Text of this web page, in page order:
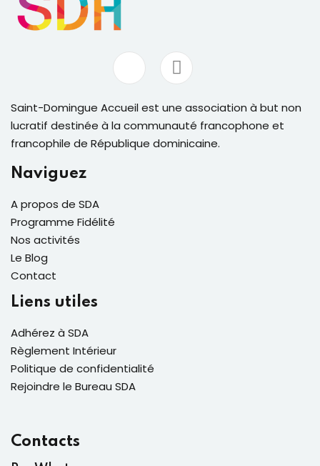
Saint-Domingue Accueil est une association à but non
lucratif destinée à la communauté francophone et
francophile de République dominicaine.
Naviguez
A propos de SDA
Programme Fidélité
Nos activités
Le Blog
Contact
Liens utiles
Adhérez à SDA
Règlement Intérieur
Politique de confidentialité
Rejoindre le Bureau SDA
Contacts